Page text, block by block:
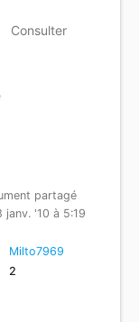
Consulter
partagé
janv. '10 à 5:19
Milto7969
2